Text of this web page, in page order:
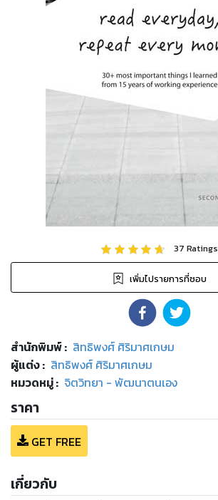
37 Ratings
เพิ่มไปรายการที่ชอบ
สำนักพิมพ์: สิทธิพงศ์ ศิริมาศเกษม
ผู้แต่ง : สิทธิพงศ์ ศิริมาศเกษม
หมวดหมู่: จิตวิทยา - พัฒนาตนเอง
ราคา
GET FREE
เกี่ยวกับ